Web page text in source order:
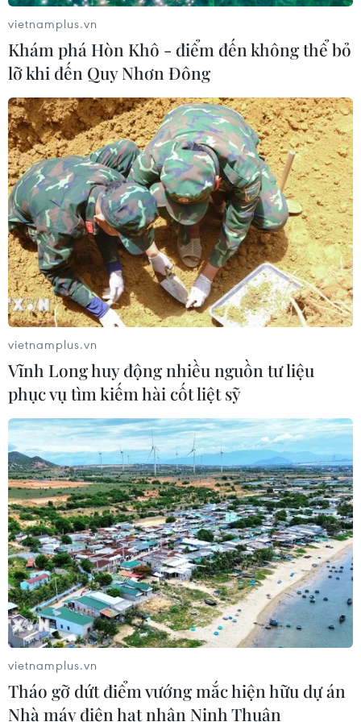
Mexico triển khai hàng nghìn binh sỹ
bảo vệ các vùng trồng bơ trọng điểm
07/08/2026 00:09
Mỹ kiểm tra gần 500 chiếc Boeing 737
MAX do nguy cơ nứt thân máy bay
06/08/2026 23:31
Ngoại giao kinh tế: Kiến tạo hệ sinh
thái đồng hành và thúc đẩy tự chủ
công nghệ
điểm của doanh nghiệp thực phẩm
Ba Lan
06/08/2026 14:03
Lâm Đồng vào cao điểm vụ cá Nam,
ngư dân phấn khởi vươn khơi
06/08/2026 09:06
Giá dầu tăng khi nhà đầu tư thận
trọng trước tình hình Trung Đông
06/08/2026 09:03
vietnamplus.vn
Khám phá Hòn Khô - điểm đến không thể bỏ
lỡ khi đến Quy Nhơn Đông
vietnamplus.vn
Vĩnh Long huy động nhiều nguồn tư liệu
phục vụ tìm kiếm hài cốt liệt sỹ
vietnamplus.vn
Tháo gỡ dứt điểm vướng mắc hiện hữu dự án
Nhà máy điện hạt nhân Ninh Thuận